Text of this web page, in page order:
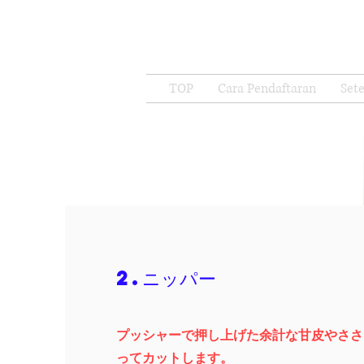
TOP Cara Pendaftaran
2.ニッパー
プッシャーで押し上げた余計な甘皮やさ
ってカットします。